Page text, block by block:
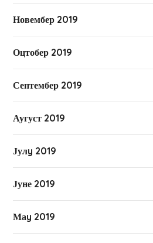
Новембер 2019
Оцтобер 2019
Септембер 2019
Аугуст 2019
Јулy 2019
Јуне 2019
Маy 2019